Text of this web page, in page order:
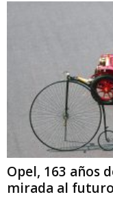
Opel, 163 años
mirada al